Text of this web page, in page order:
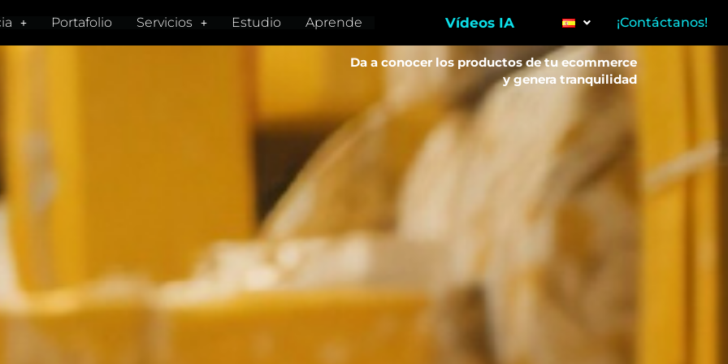
Portafolio Servicios Estudio Aprende Vídeos IA ¡Contáctanos!
Da a conocer los productos de tu ecommerce
y genera tranquilidad